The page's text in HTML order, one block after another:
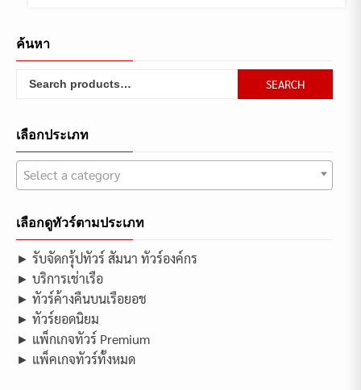
ค้นหา
Search
for:
SEARCH
เลือกประเภท
Select a category
เลือกดูทัวร์ตามประเภท
► รับจัดกรุ้ปทัวร์ สัมนา ทัวร์องค์กร
► บริการเช่าเรือ
► ทัวร์ค้างคืนบนเรือยอช
► ทัวร์ยอดนิยม
► แพ็กเกจทัวร์ Premium
► แพ็คเกจทัวร์ทั้งหมด